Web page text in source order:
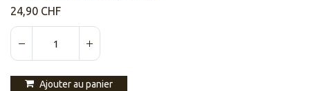
24,90 CHF
Ajouter au panier